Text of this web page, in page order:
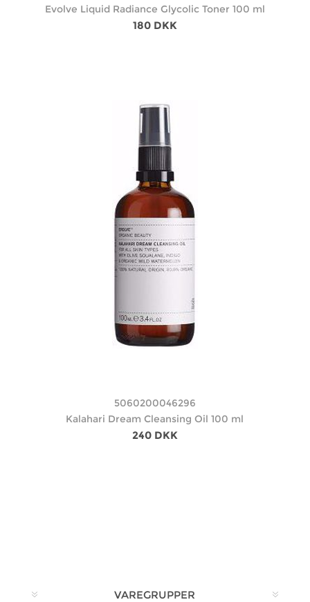
Evolve Liquid Radiance Glycolic Toner 100 ml
180 DKK
5060200046296
Kalahari Dream Cleansing Oil 100 ml
240 DKK
VAREGRUPPER